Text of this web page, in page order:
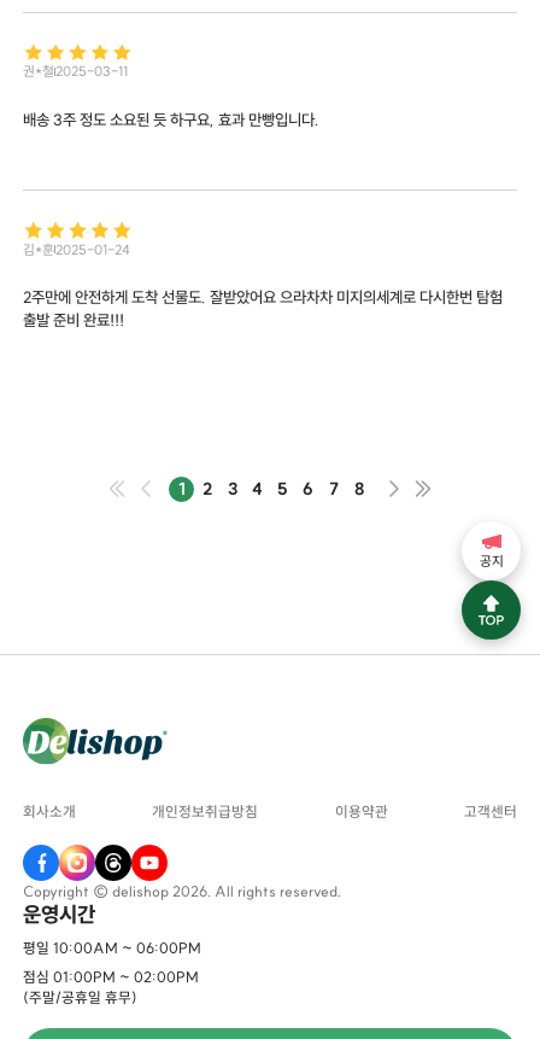
권*철2025-03-11
배송 3주 정도 소요된 듯 하구요, 효과 만빵입니다.
김*훈2025-01-24
2주만에 안전하게 도착 선물도. 잘받았어요 으라차차 미지의세계로 다시한번 탐험
출발 준비 완료!!!
1 2 3 4 5 6 7 8
회사소개 개인정보취급방침 이용약관 고객센터
Copyright © delishop 2026. All rights reserved.
운영시간
평일 10:00AM ~ 06:00PM
점심 01:00PM ~ 02:00PM
(주말/공휴일 휴무)
공지